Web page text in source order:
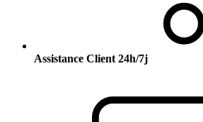
Assistance Client 24h/7j